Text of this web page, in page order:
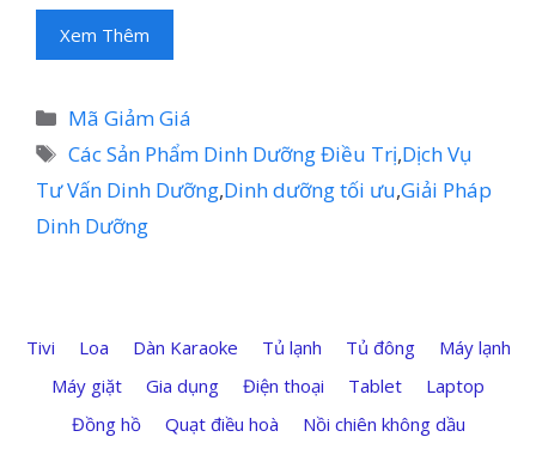
Xem Thêm
Danh
mục
Mã Giảm Giá
Thẻ
Các Sản Phẩm Dinh Dưỡng Điều Trị,Dịch Vụ
Tư Vấn Dinh Dưỡng,Dinh dưỡng tối ưu,Giải Pháp
Dinh Dưỡng
Tivi Loa Dàn Karaoke Tủ lạnh Tủ đông
Máy lạnh
Máy giặt
Gia dụng Điện thoại Tablet
Laptop
Đồng hồ
Quạt điều hoà
Nồi chiên không dầu